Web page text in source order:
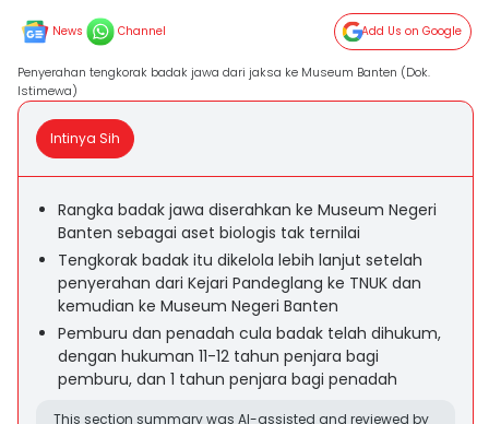
News Channel Add Us on Google
Penyerahan tengkorak badak jawa dari jaksa ke Museum Banten (Dok.
Istimewa)
Intinya Sih
Rangka badak jawa diserahkan ke Museum Negeri
Banten sebagai aset biologis tak ternilai
Tengkorak badak itu dikelola lebih lanjut setelah
penyerahan dari Kejari Pandeglang ke TNUK dan
kemudian ke Museum Negeri Banten
Pemburu dan penadah cula badak telah dihukum,
dengan hukuman 11-12 tahun penjara bagi
pemburu, dan 1 tahun penjara bagi penadah
This section summary was AI-assisted and reviewed by